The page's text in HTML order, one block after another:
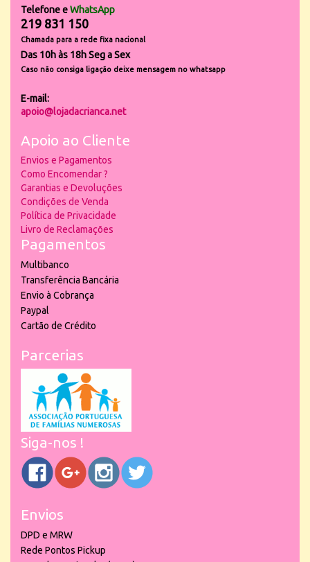
Telefone eWhatsApp
219 831 150
Chamada para a rede fixa nacional
Das 10h às 18h Seg a Sex
Caso não consiga ligação deixe mensagem no whatsapp
E-mail:
apoio@lojadacrianca.net
Apoio ao Cliente
Envios e Pagamentos
Como Encomendar ?
Garantias e Devoluções
Condições de Venda
Política de Privacidade
Livro de Reclamações
Pagamentos
Multibanco
Transferência Bancária
Envio à Cobrança
Paypal
Cartão de Crédito
Parcerias
Siga-nos !
Envios
DPD e MRW
Rede Pontos Pickup